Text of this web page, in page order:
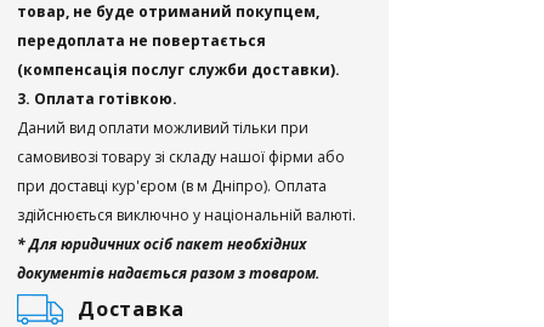
товар, не буде отриманий покупцем,
передоплата не повертається
(компенсація послуг служби доставки).
3. Оплата готівкою.
Даний вид оплати можливий тільки при
самовивозі товару зі складу нашої фірми або
при доставці кур'єром (в м Дніпро). Оплата
здійснюється виключно у національній валюті.
* Для юридичних осіб пакет необхідних
документів надається разом з товаром.
Доставка